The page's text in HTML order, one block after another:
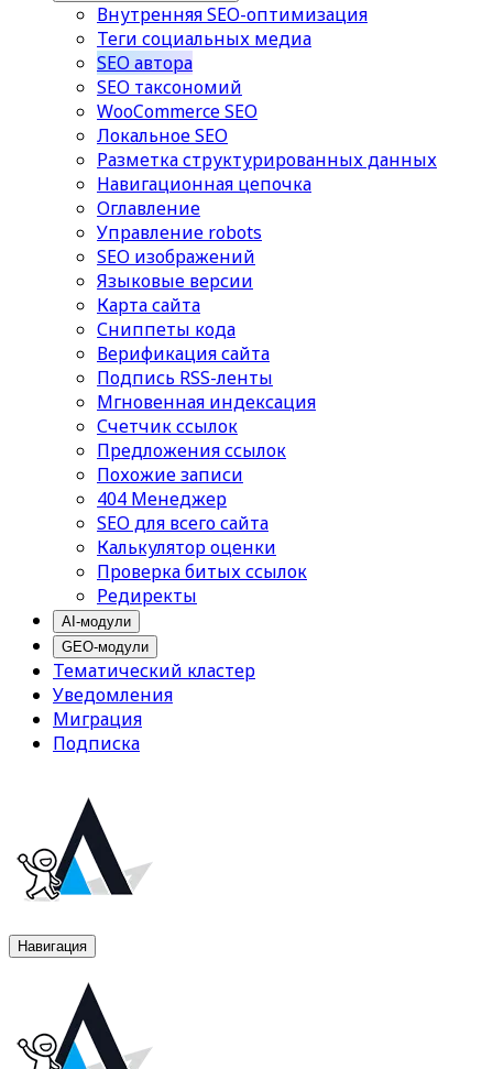
Внутренняя SEO-оптимизация
Теги социальных медиа
SEO автора
SEO таксономий
WooCommerce SEO
Локальное SEO
Разметка структурированных данных
Навигационная цепочка
Оглавление
Управление robots
SEO изображений
Языковые версии
Карта сайта
Сниппеты кода
Верификация сайта
Подпись RSS-ленты
Мгновенная индексация
Счетчик ссылок
Предложения ссылок
Похожие записи
404 Менеджер
SEO для всего сайта
Калькулятор оценки
Проверка битых ссылок
Редиректы
AI-модули
GEO-модули
Тематический кластер
Уведомления
Миграция
Подписка
Навигация